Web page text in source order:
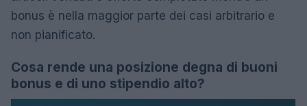
bonus è nella maggior parte dei casi arbitrario e
non pianificato.
Cosa rende una posizione degna di buoni
bonus e di uno stipendio alto?